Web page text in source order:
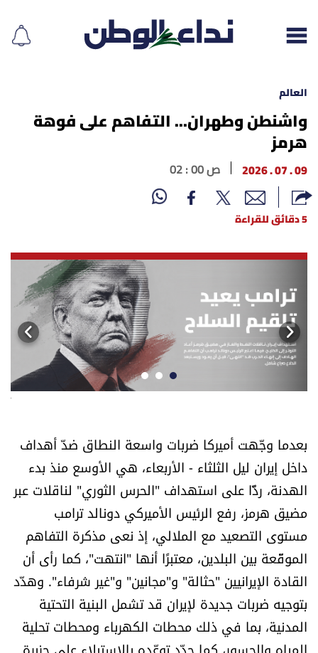
إقرأ الجريدة
لبنان
الغلاف
نداء اليوم
محليات
أسرار
متفرقات
خاص الموقع
كتّابنا
تحت المجهر
آراء
اقتصاد
العالم
واشنطن وطهران... التفاهم على فوهة
هرمز
09 . 07 . 2026 02 : 00 ص
5 دقائق للقراءة
بعدما وجّهت أميركا ضربات واسعة النطاق ضدّ أهداف
داخل إيران ليل الثلثاء - الأربعاء، هي الأوسع منذ بدء
الهدنة، ردًّا على استهداف "الحرس الثوري" لناقلات عبر
مضيق هرمز، رفع الرئيس الأميركي دونالد ترامب
مستوى التصعيد مع الملالي، إذ نعى مذكرة التفاهم
الموقّعة بين البلدين، معتبرًا أنها "انتهت"، كما رأى أن
القادة الإيرانيين "حثالة" و"مجانين" و"غير شرفاء". وهدّد
بتوجيه ضربات جديدة لإيران قد تشمل البنية التحتية
المدنية، بما في ذلك محطات الكهرباء ومحطات تحلية